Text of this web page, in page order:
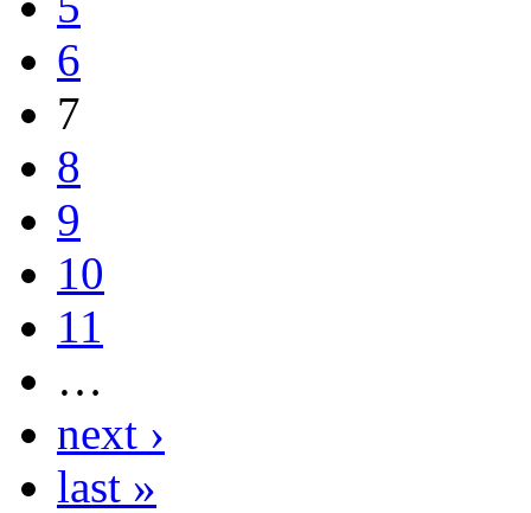
6
7
8
9
10
11
…
next ›
last »